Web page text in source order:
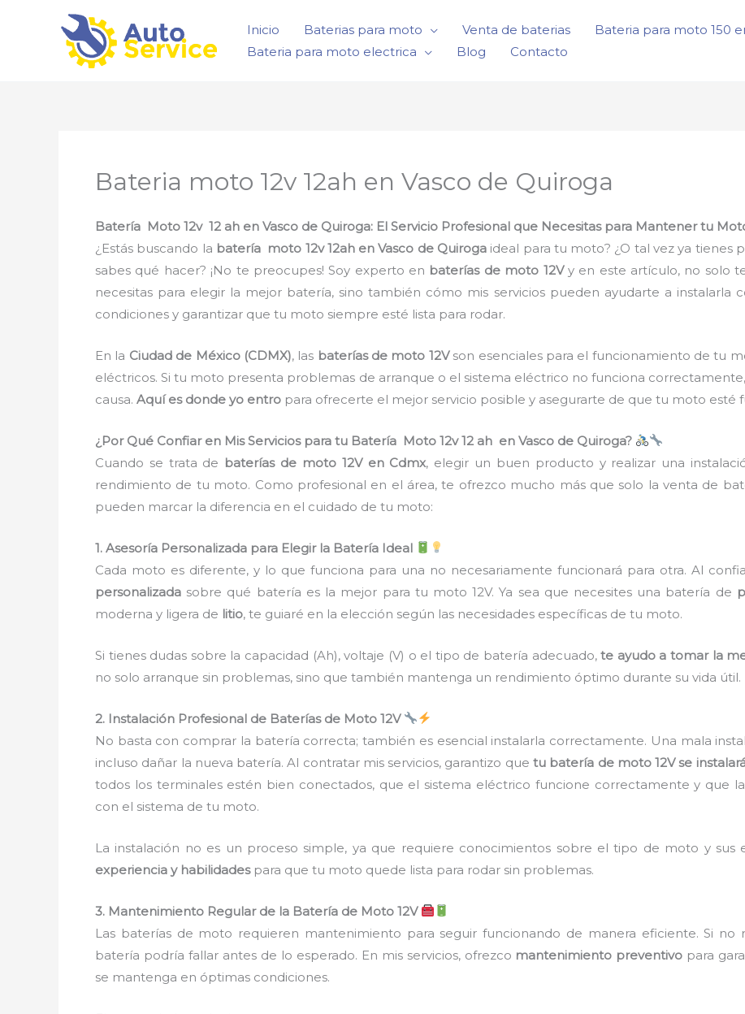
Inicio Baterias para moto Venta de baterias Bateria para moto 150
Bateria para moto electrica
Blog Contacto
Bateria moto 12v 12ah en Vasco de Quiroga
Batería Moto 12v 12 ah en Vasco de Quiroga: El Servicio Profesional que Necesitas para Mantener tu
¿Estás buscando la batería moto 12v 12ah en Vasco de Quiroga ideal para tu moto? ¿O tal vez ya
sabes qué hacer? ¡No te preocupes! Soy experto en baterías de moto 12Vy en este artículo, no solo
necesitas para elegir la mejor batería, sino también cómo mis servicios pueden ayudarte a
condiciones y garantizar que tu moto siempre esté lista para rodar.
En la Ciudad de México (CDMX), las baterías de moto 12Vson esenciales para el funcionamiento de tu
eléctricos. Si tu moto presenta problemas de arranque o el sistema eléctrico no funciona
causa. Aquí es donde yo entro para ofrecerte el mejor servicio posible y asegurarte de que tu moto esté
¿Por Qué Confiar en Mis Servicios para tu Batería Moto 12v 12 ah en Vasco de Quiroga?
Cuando se trata de baterías de moto 12V en Cdmx, elegir un buen producto y realizar una
rendimiento de tu moto. Como profesional en el área, te ofrezco mucho más que solo la venta de
pueden marcar la diferencia en el cuidado de tu moto:
1. Asesoría Personalizada para Elegir la Batería Ideal
Cada moto es diferente, y lo que funciona para una no necesariamente funcionará para otra. Al
personalizada sobre qué batería es la mejor para tu moto 12V. Ya sea que necesites una batería de
moderna y ligera de litio, te guiaré en la elección según las necesidades específicas de tu moto.
Si tienes dudas sobre la capacidad (Ah), voltaje (V) o el tipo de batería adecuado,te ayudo a tomar la
no solo arranque sin problemas, sino que también mantenga un rendimiento óptimo durante su vida útil.
2. Instalación Profesional de Baterías de Moto 12V
No basta con comprar la batería correcta; también es esencial instalarla correctamente. Una mala
incluso dañar la nueva batería. Al contratar mis servicios, garantizo que tu batería de moto 12V se
todos los terminales estén bien conectados, que el sistema eléctrico funcione correctamente y que
con el sistema de tu moto.
La instalación no es un proceso simple, ya que requiere conocimientos sobre el tipo de moto y sus
experiencia y habilidadespara que tu moto quede lista para rodar sin problemas.
3. Mantenimiento Regular de la Batería de Moto 12V
Las baterías de moto requieren mantenimiento para seguir funcionando de manera eficiente. Si no
batería podría fallar antes de lo esperado. En mis servicios, ofrezco mantenimiento preventivo para
se mantenga en óptimas condiciones.